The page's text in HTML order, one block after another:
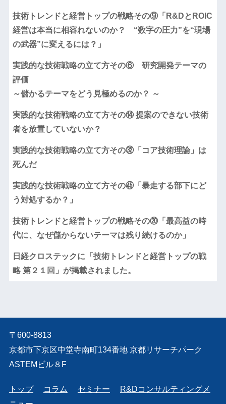
技術トレンドと経営トップの戦略その⑨「R&DとROIC
経営は本当に相容れないのか？ “数字の圧力”を“現場
の武器”に変えるには？」
実践的な技術戦略の立て方その⑥ 研究開発テーマの
評価
～儲かるテーマをどう見極めるのか？ ～
実践的な技術戦略の立て方その⑭ 提案のできない技術
者を放置していないか？
実践的な技術戦略の立て方その㉜「コア技術理論」は
死んだ
実践的な技術戦略の立て方その㊺「暴走する部下にど
う対処するか？」
技術トレンドと経営トップの戦略その⑳「最高益の時
代に、なぜ儲からないテーマは残り続けるのか」
日経クロステックに「技術トレンドと経営トップの戦
略 第２１回」が掲載されました。
〒600-8813
京都市下京区中堂寺南町134番地 京都リサーチパーク
ASTEMビル８F
トップ コラム セミナー
R&Dコンサルティングメ